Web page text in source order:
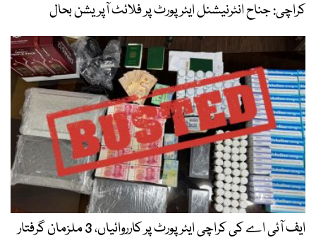
کراچی: جناح انٹرنیشنل ایئرپورٹ پر فلائٹ آپریشن بحال
ایف آئی اے کی کراچی ایئرپورٹ پر کارروائیاں، 3 ملزمان گرفتار